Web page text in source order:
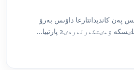
پەن كانديداتتارعا داۋىس بەرۋ
ٷمٸتكەرلەردٸڭ پارتييا...